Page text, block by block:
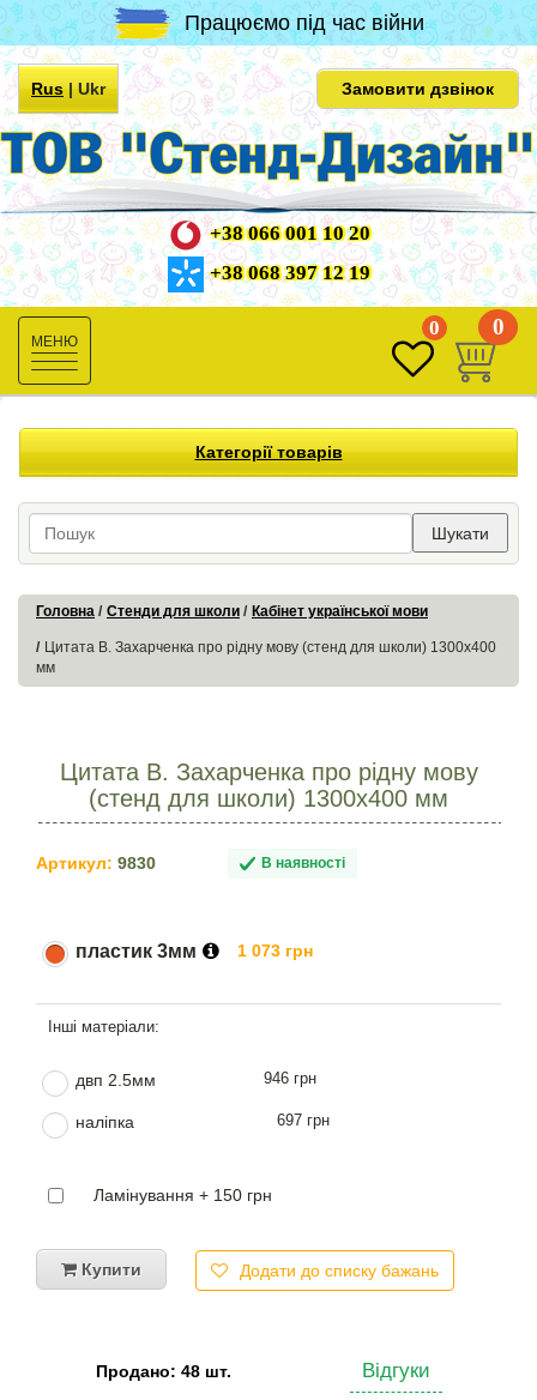
Працюємо під час війни
Rus|Ukr Замовити дзвінок
+38 066 001 10 20
+38 068 397 12 19
Toggle
navigation
0 0
Категорії товарів
Шукати
Головна Стенди для школи Кабінет української мови
Цитата В. Захарченка про рідну мову (стенд для школи) 1300х400
мм
Цитата В. Захарченка про рідну мову
(стенд для школи) 1300х400 мм
Артикул: 9830 В наявності
пластик 3мм 1 073 грн
двп 2.5мм 946 грн
наліпка 697 грн
Ламінування + 150 грн
Купити Додати до списку бажань
Продано: 48 шт. Відгуки